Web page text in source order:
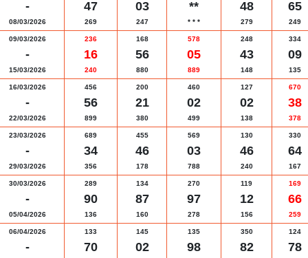
-
08/03/2026
47
269
03
247
**
* * *
48
279
65
249
09/03/2026
-
15/03/2026
236
16
240
168
56
880
578
05
889
248
43
148
334
09
135
16/03/2026
-
22/03/2026
456
56
899
200
21
380
460
02
499
127
02
138
670
38
378
23/03/2026
-
29/03/2026
689
34
356
455
46
178
569
03
788
130
46
240
330
64
167
30/03/2026
-
05/04/2026
289
90
136
134
87
160
270
97
278
119
12
156
169
66
259
06/04/2026
-
133
70
145
02
135
98
350
82
124
78